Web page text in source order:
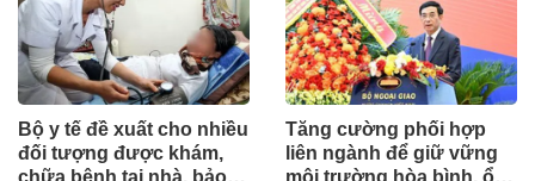
Bộ y tế đề xuất cho nhiều
đối tượng được khám,
chữa bệnh tại nhà, bảo
Tăng cường phối hợp
liên ngành để giữ vững
môi trường hòa bình, ổn